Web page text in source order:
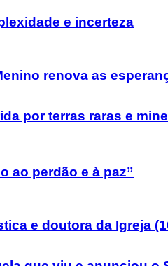
e incerteza
renova as
por terras raras e
ao perdão e à paz”
e doutora da Igreja